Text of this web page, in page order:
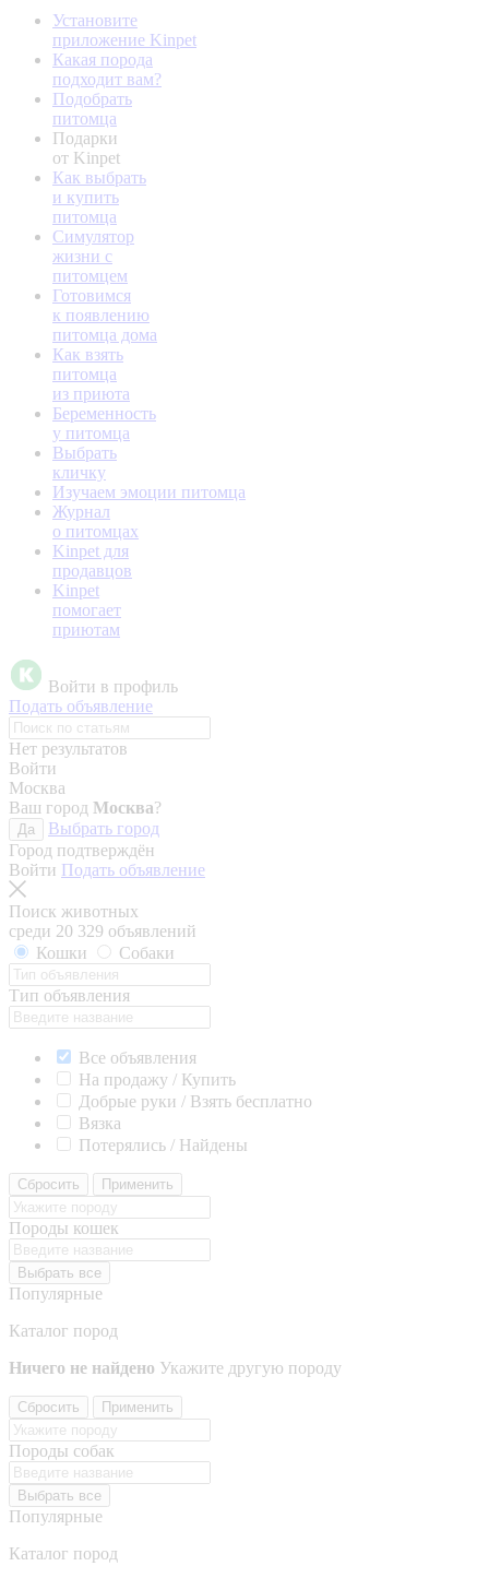
Установите
приложение Kinpet
Какая порода
подходит вам?
Подобрать
питомца
Подарки
от Kinpet
Как выбрать
и купить
питомца
Симулятор
жизни с
питомцем
Готовимся
к появлению
питомца дома
Как взять
питомца
из приюта
Беременность
у питомца
Выбрать
кличку
Изучаем эмоции питомца
Журнал
о питомцах
Kinpet для
продавцов
Kinpet
помогает
приютам
Войти в профиль
Подать объявление
Нет результатов
Войти
Москва
Ваш город Москва?
Да
Выбрать город
Город подтверждён
Войти Подать объявление
Поиск животных
среди 20 329 объявлений
Кошки
Собаки
Тип объявления
Все объявления
На продажу / Купить
Добрые руки / Взять бесплатно
Вязка
Потерялись / Найдены
Сбросить Применить
Породы кошек
Выбрать все
Популярные
Каталог пород
Ничего не найдено Укажите другую породу
Сбросить Применить
Породы собак
Выбрать все
Популярные
Каталог пород